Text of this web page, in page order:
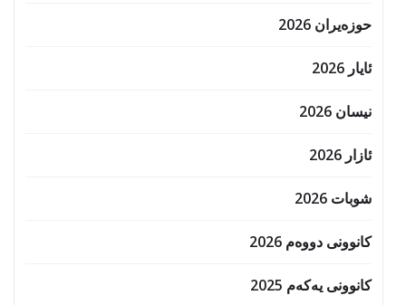
حوزه‌یران 2026
ئایار 2026
نیسان 2026
ئازار 2026
شوبات 2026
کانوونی دووەم 2026
کانوونی یەکەم 2025